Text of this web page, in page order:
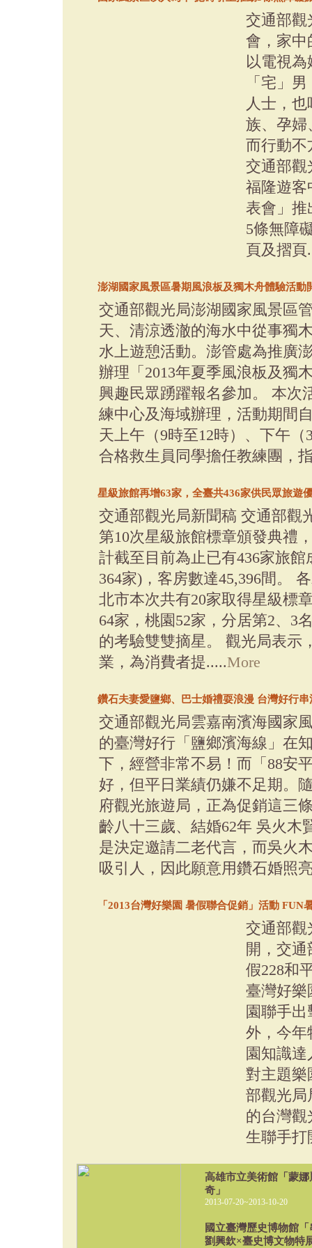
交通部觀
會，家中
以電視
「宅」
人士，
族、孕婦
而行動不
交通部觀
福隆遊客
表會」推
5條無障
頁及摺頁
澎湖國家風景區暑期風浪板及獨木舟體驗活動
交通部觀光局澎湖國家風景區
天、清涼透澈的海水中從事獨
水上遊憩活動。澎管處為推廣
辦理「2013年夏季風浪板及獨
興趣民眾踴躍報名參加。 本次
練中心及海域辦理，活動期間
天上午（9時至12時）、下午
合格救生員同學擔任教練團，
星級旅館再增63家，全臺共436家供民眾旅遊
交通部觀光局新聞稿 交通部觀
第10次星級旅館標章頒發典禮
計截至目前為止已有436家旅
364家)，客房數達45,396間。
北市本次共有20家取得星級標
64家，桃園52家，分居第2、3
的考驗雙雙摘星。 觀光局表示
業，為消費者提.....More
鑽石夫妻愛鹽鄉、巴士婚禮耍浪漫 台灣好行
交通部觀光局雲嘉南濱海國家
的臺灣好行「鹽鄉濱海線」在
下，經營非常不易！而「88安
好，但平日業績仍嫌不足期。
府觀光旅遊局，正為促銷這三
齡八十三歲、結婚62年 吳火木
是決定邀請二老代言，而吳火
吸引人，因此願意用鑽石婚照
「2013台灣好樂園 暑假聯合促銷」活動
交通部觀
開，交通
假228和
臺灣好樂
園聯手
外，今年
園知識
對主題樂
部觀光局
的台灣觀
生聯手打
高雄市立美術館「蒙
奇」
2013-07-20~2013-10-20
國立臺灣歷史博物館
劉興欽×臺史博文物特